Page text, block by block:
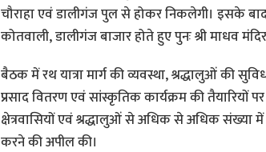
चौराहा एवं डालीगंज पुल से होकर निकलेगी। इसके
कोतवाली, डालीगंज बाजार होते हुए पुनः श्री माधव
बैठक में रथ यात्रा मार्ग की व्यवस्था, श्रद्धालुओं की
प्रसाद वितरण एवं सांस्कृतिक कार्यक्रम की तैयारियों
क्षेत्रवासियों एवं श्रद्धालुओं से अधिक से अधिक संख्या में
करने की अपील की।